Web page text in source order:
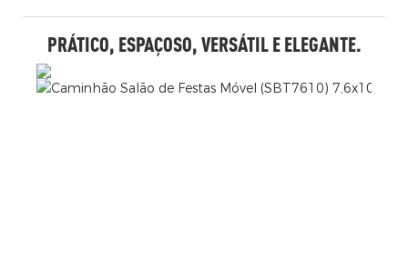
PRÁTICO, ESPAÇOSO, VERSÁTIL E ELEGANTE.